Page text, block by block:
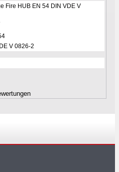
V 0826-2